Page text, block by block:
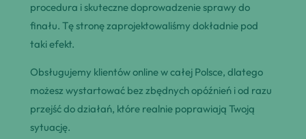
procedura i skuteczne doprowadzenie sprawy do
finału. Tę stronę zaprojektowaliśmy dokładnie pod
taki efekt.
Obsługujemy klientów online w całej Polsce, dlatego
możesz wystartować bez zbędnych opóźnień i od razu
przejść do działań, które realnie poprawiają Twoją
sytuację.